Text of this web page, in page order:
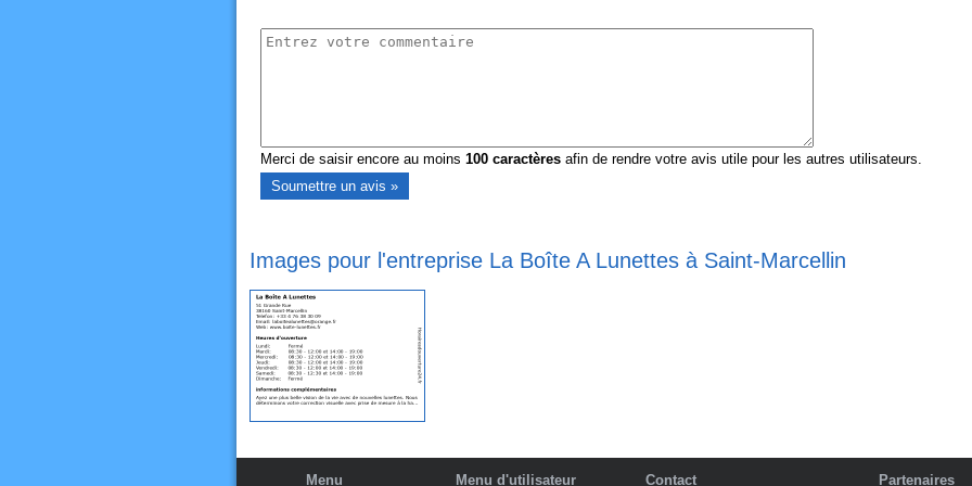
Merci de saisir encore au moins 100caractèresafin de rendre votre avis utile pour les autres utilisateurs.
Images pour l'entreprise La Boîte A Lunettes à Saint-Marcellin
Menu Menu d'utilisateur Contact Partenaires